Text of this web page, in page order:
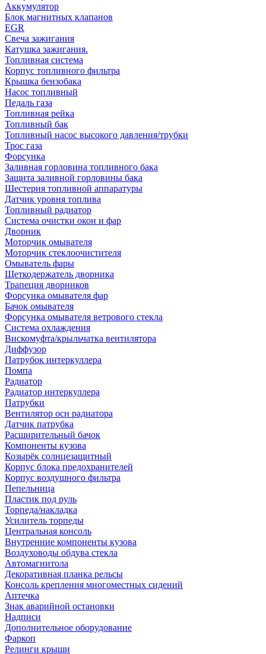
Аккумулятор
Блок магнитных клапанов
EGR
Свеча зажигания
Катушка зажигания.
Топливная система
Корпус топливного фильтра
Крышка бензобака
Насос топливный
Педаль газа
Топливная рейка
Топливный бак
Топливный насос высокого давления/трубки
Трос газа
Форсунка
Заливная горловина топливного бака
Защита заливной горловины бака
Шестерня топливной аппаратуры
Датчик уровня топлива
Топливный радиатор
Система очистки окон и фар
Дворник
Моторчик омывателя
Моторчик стеклоочистителя
Омыватель фары
Щеткодержатель дворника
Трапеция дворников
Форсунка омывателя фар
Бачок омывателя
Форсунка омывателя ветрового стекла
Система охлаждения
Вискомуфта/крыльчатка вентилятора
Диффузор
Патрубок интеркуллера
Помпа
Радиатор
Радиатор интеркуллера
Патрубки
Вентилятор осн радиатора
Датчик патрубка
Расширительный бачок
Компоненты кузова
Козырёк солнцезащитный
Корпус блока предохранителей
Корпус воздушного фильтра
Пепельница
Пластик под руль
Торпеда/накладка
Усилитель торпеды
Центральная консоль
Внутренние компоненты кузова
Воздуховоды обдува стекла
Автомагнитола
Декоративная планка рельсы
Консоль крепления многоместных сидений
Аптечка
Знак аварийной остановки
Надписи
Дополнительное оборудование
Фаркоп
Релинги крыши